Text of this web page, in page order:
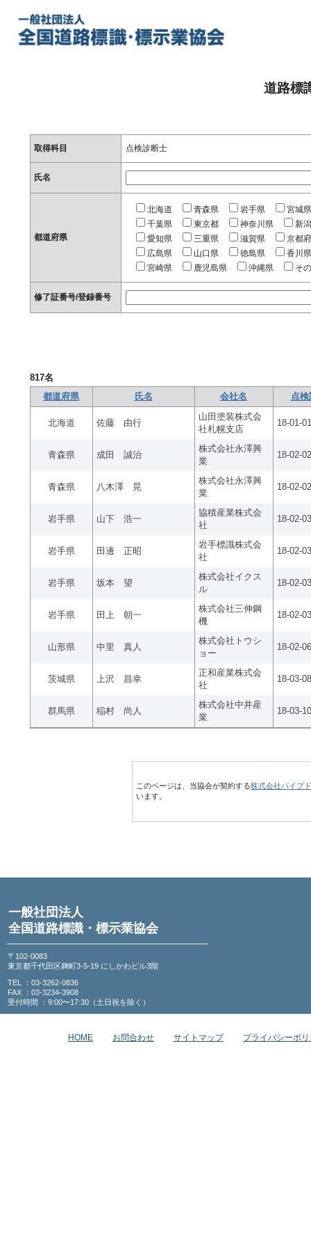
道路標
取得科目 点検診断士
氏名
都道府県
北海道 青森県 岩手県
宮城県
千葉県
東京都 神奈川県
新
愛知県
三重県 滋賀県
京都府
広島県
山口県 徳島県
香川県
宮崎県
鹿児島県 沖縄県 そ
修了証番号/登録番号
817名
都道府県
氏名 会社名 点
北海道 佐藤 由行
山田塗装株式会
社札幌支店
18-01-
青森県 成田 誠治
株式会社永澤興
業
18-02-
青森県 八木澤 晃
株式会社永澤興
業
18-02-
岩手県 山下 浩一
協積産業株式会
社
18-02-
岩手県 田邊 正昭
岩手標識株式会
社
18-02-
岩手県 坂本 望
株式会社イクス
ル
18-02-
岩手県 田上 朝一
株式会社三伸鋼
機
18-02-
山形県 中里 真人
株式会社トウシ
ョー
18-02-
茨城県 上沢 昌幸
正和産業株式会
社
18-03-
群馬県 稲村 尚人
株式会社中井産
業
18-03-
このページは、当協会が契約する株式会社パイプ
います。
一般社団法人
全国道路標識・標示業協会
〒102-0083
東京都千代田区麹町3-5-19 にしかわビル3階
TEL ：03-3262-0836
FAX ：03-3234-3908
受付時間 ：9:00〜17:30（土日祝を除く）
HOME お問合わせ サイトマップ プライバシーポ